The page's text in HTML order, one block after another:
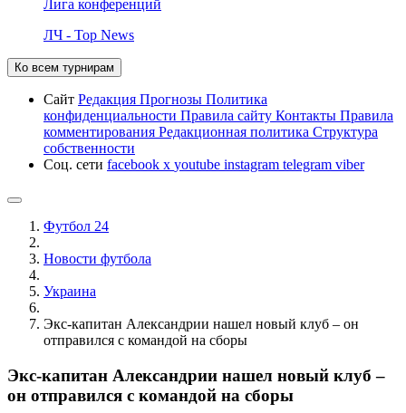
Лига конференций
ЛЧ - Top News
Ко всем турнирам
Сайт Редакция Прогнозы Политика
конфиденциальности Правила сайту Контакты Правила
комментирования Редакционная политика Структура
собственности
Соц. сети facebook x youtube instagram telegram viber
Футбол 24
Новости футбола
Украина
Экс-капитан Александрии нашел новый клуб – он
отправился с командой на сборы
Экс-капитан Александрии нашел новый клуб –
он отправился с командой на сборы